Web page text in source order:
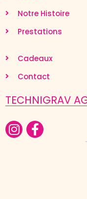
Notre Histoire
Prestations
Cadeaux
Contact
TECHNIGRAV
Nous utilisons des
suivi pour
sur notre site, pour
personnalisé et
pour comprendre la